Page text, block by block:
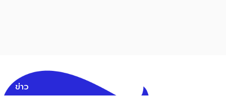
ข่าว